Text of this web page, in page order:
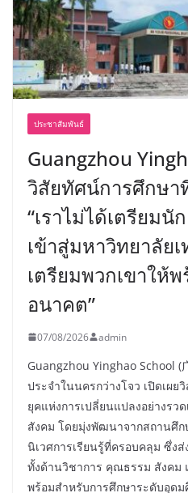
ประชาสัมพันธ์
Guangzhou
วิสัยทัศน์การศึกษ
“เราไม่ได้เตรียมนั
เข้าสู่มหาวิทยาลัย
เตรียมพวกเขาให้
อนาคต”
07/08/2026 admin
Guangzhou Yinghao School (
ประจำในนครกว่างโจว เปิดเผ
ยุคแห่งการเปลี่ยนแปลงอย่างรว
สังคม โดยมุ่งพัฒนาจากสถานศึ
นิเวศการเรียนรู้ที่ครอบคลุม ซึ่ง
ทั้งด้านวิชาการ คุณธรรม สังคม
พร้อมสำหรับการศึกษาระดับอุด